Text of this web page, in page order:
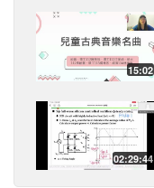
15:02
02:29:44